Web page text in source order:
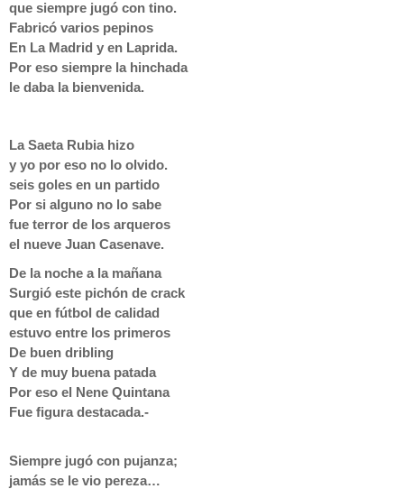
que siempre jugó con tino.
Fabricó varios pepinos
En La Madrid y en Laprida.
Por eso siempre la hinchada
le daba la bienvenida.
La Saeta Rubia hizo
y yo por eso no lo olvido.
seis goles en un partido
Por si alguno no lo sabe
fue terror de los arqueros
el nueve Juan Casenave.
De la noche a la mañana
Surgió este pichón de crack
que en fútbol de calidad
estuvo entre los primeros
De buen dribling
Y de muy buena patada
Por eso el Nene Quintana
Fue figura destacada.-
Siempre jugó con pujanza;
jamás se le vio pereza…